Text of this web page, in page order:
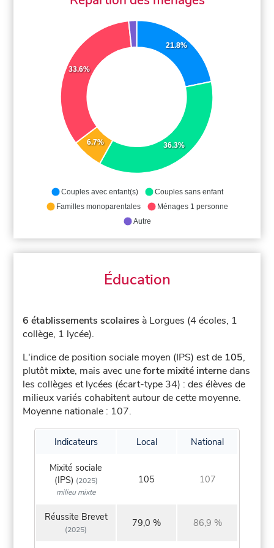
21.8%
36.3%
6.7%
33.6%
Couples avec enfant(s)
Couples sans enfant
Familles monoparentales
Ménages 1 personne
Autre
Éducation
6 établissements scolaires à Lorgues (4 écoles, 1
collège, 1 lycée).
L'indice de position sociale moyen (IPS) est de 105,
plutôtmixte, mais avec uneforte mixité internedans
les collèges et lycées (écart-type 34) : des élèves de
milieux variés cohabitent autour de cette moyenne.
Moyenne nationale : 107.
Indicateurs Local National
Mixité sociale
(IPS) (2025)
milieu mixte
105 107
Réussite Brevet
(2025)
79,0 % 86,9 %